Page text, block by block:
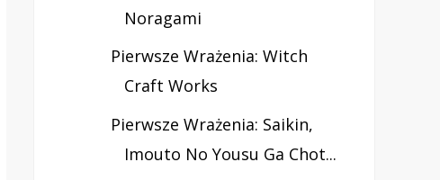
Noragami
Pierwsze Wrażenia: Witch
Craft Works
Pierwsze Wrażenia: Saikin,
Imouto No Yousu Ga Chot...